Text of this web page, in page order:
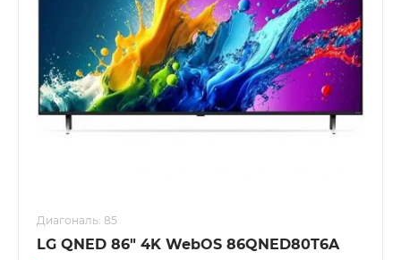
Диагональ: 85
LG QNED 86" 4K WebOS 86QNED80T6A